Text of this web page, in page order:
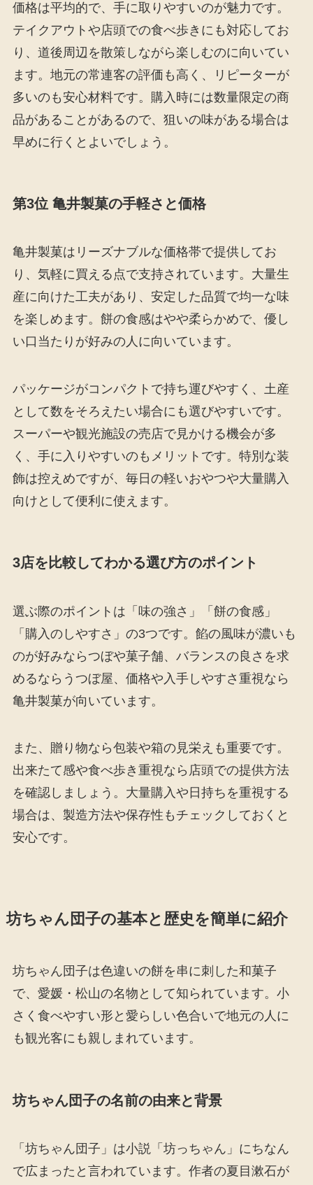
価格は平均的で、手に取りやすいのが魅力です。
テイクアウトや店頭での食べ歩きにも対応してお
り、道後周辺を散策しながら楽しむのに向いてい
ます。地元の常連客の評価も高く、リピーターが
多いのも安心材料です。購入時には数量限定の商
品があることがあるので、狙いの味がある場合は
早めに行くとよいでしょう。
第3位 亀井製菓の手軽さと価格
亀井製菓はリーズナブルな価格帯で提供してお
り、気軽に買える点で支持されています。大量生
産に向けた工夫があり、安定した品質で均一な味
を楽しめます。餅の食感はやや柔らかめで、優し
い口当たりが好みの人に向いています。
パッケージがコンパクトで持ち運びやすく、土産
として数をそろえたい場合にも選びやすいです。
スーパーや観光施設の売店で見かける機会が多
く、手に入りやすいのもメリットです。特別な装
飾は控えめですが、毎日の軽いおやつや大量購入
向けとして便利に使えます。
3店を比較してわかる選び方のポイント
選ぶ際のポイントは「味の強さ」「餅の食感」
「購入のしやすさ」の3つです。餡の風味が濃いも
のが好みならつぼや菓子舗、バランスの良さを求
めるならうつぼ屋、価格や入手しやすさ重視なら
亀井製菓が向いています。
また、贈り物なら包装や箱の見栄えも重要です。
出来たて感や食べ歩き重視なら店頭での提供方法
を確認しましょう。大量購入や日持ちを重視する
場合は、製造方法や保存性もチェックしておくと
安心です。
坊ちゃん団子の基本と歴史を簡単に紹介
坊ちゃん団子は色違いの餅を串に刺した和菓子
で、愛媛・松山の名物として知られています。小
さく食べやすい形と愛らしい色合いで地元の人に
も観光客にも親しまれています。
坊ちゃん団子の名前の由来と背景
「坊ちゃん団子」は小説「坊っちゃん」にちなん
で広まったと言われています。作者の夏目漱石が